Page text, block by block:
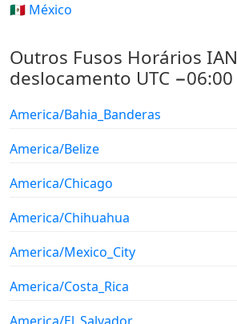
🇲🇽 México
Outros Fusos Horários
deslocamento UTC −06:00
America/Bahia_Banderas
America/Belize
America/Chicago
America/Chihuahua
America/Mexico_City
America/Costa_Rica